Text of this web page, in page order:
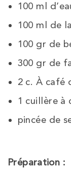
100 ml
100 ml de
100 gr de
300 gr de
2 c. À café
1 cuillère à
pincée de
Préparation :